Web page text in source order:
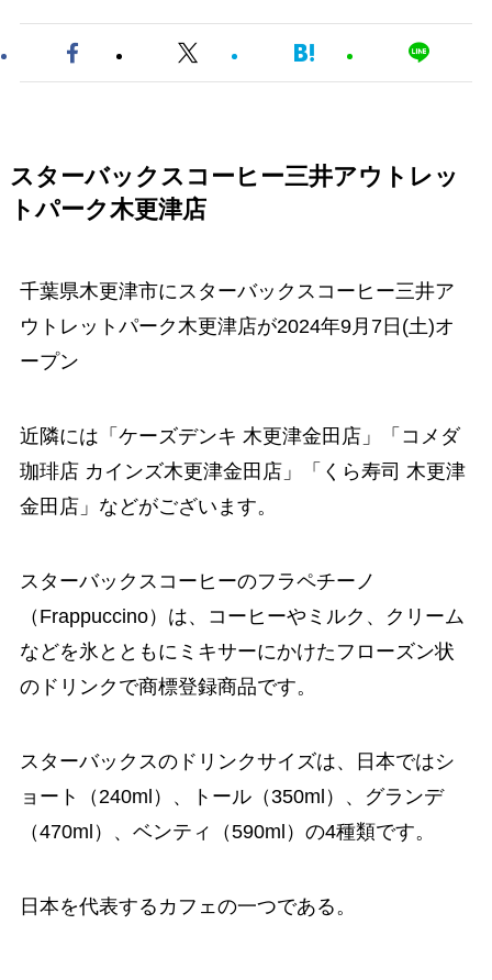
スターバックスコーヒー三井アウトレッ
トパーク木更津店
千葉県木更津市にスターバックスコーヒー三井ア
ウトレットパーク木更津店が2024年9月7日(土)オ
ープン
近隣には「ケーズデンキ 木更津金田店」「コメダ
珈琲店 カインズ木更津金田店」「くら寿司 木更津
金田店」などがございます。
スターバックスコーヒーのフラペチーノ
（Frappuccino）は、コーヒーやミルク、クリーム
などを氷とともにミキサーにかけたフローズン状
のドリンクで商標登録商品です。
スターバックスのドリンクサイズは、日本ではシ
ョート（240ml）、トール（350ml）、グランデ
（470ml）、ベンティ（590ml）の4種類です。
日本を代表するカフェの一つである。